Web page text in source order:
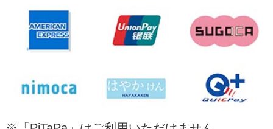
(火)(木)(金)午前診療
今月の土曜診療は７日です。
９時～１１時３０分
診療は予約制ではありません。
います（予約制）
ノミもマダニもペットの皮膚にくっついて吸
血します。
ノミは、ノミの成虫が直接感染する場合とノ
ミの卵が付着して感染する場合があります。
着した虫卵から感染することもありますの
で、完全室内飼いの犬や猫にもノミの感染が
みられることもよくあります。ノミは、人に
対しても吸血しますし皮膚炎をおこします。